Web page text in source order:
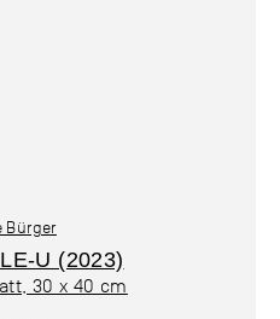
Bürger
U (2023)
30 x 40 cm